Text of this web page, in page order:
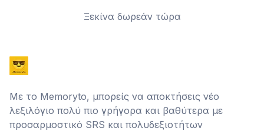
Ξεκίνα δωρεάν τώρα
Με το Memoryto, μπορείς να αποκτήσεις νέο
λεξιλόγιο πολύ πιο γρήγορα και βαθύτερα με
προσαρμοστικό SRS και πολυδεξιοτήτων